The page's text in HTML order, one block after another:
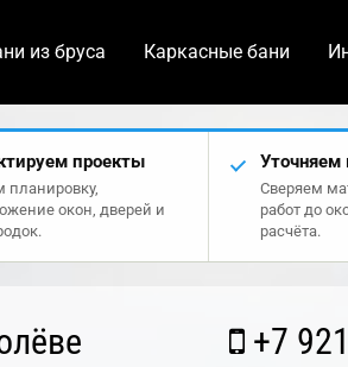
из бруса Каркасные бани
проекты
планировку,
окон, дверей и
Сверяем
работ до
расчёта.
+7